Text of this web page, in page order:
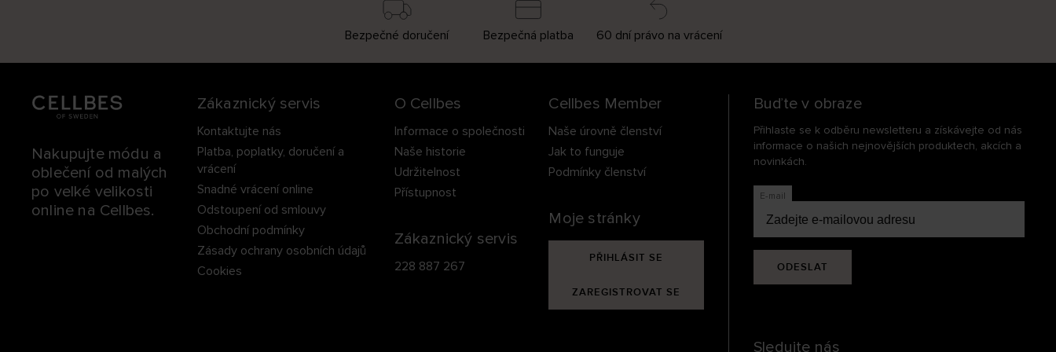
Bezpečné doručení Bezpečná platba 60 dní právo na vrácení
Nakupujte módu a
oblečení od malých
po velké velikosti
online na Cellbes.
Zákaznický servis
Kontaktujte nás
Platba, poplatky, doručení a
vrácení
Snadné vrácení online
Odstoupení od smlouvy
Obchodní podmínky
Zásady ochrany osobních údajů
Cookies
O Cellbes
Informace o společnosti
Naše historie
Udržitelnost
Přístupnost
Zákaznický servis
228 887 267
Cellbes Member
Naše úrovně členství
Jak to funguje
Podmínky členství
Moje stránky
PŘIHLÁSIT SE
ZAREGISTROVAT SE
Buďte v obraze
Přihlaste se k odběru newsletteru a získávejte od nás
informace o našich nejnovějších produktech, akcích a
novinkách.
E-mail
ODESLAT
Sledujte nás